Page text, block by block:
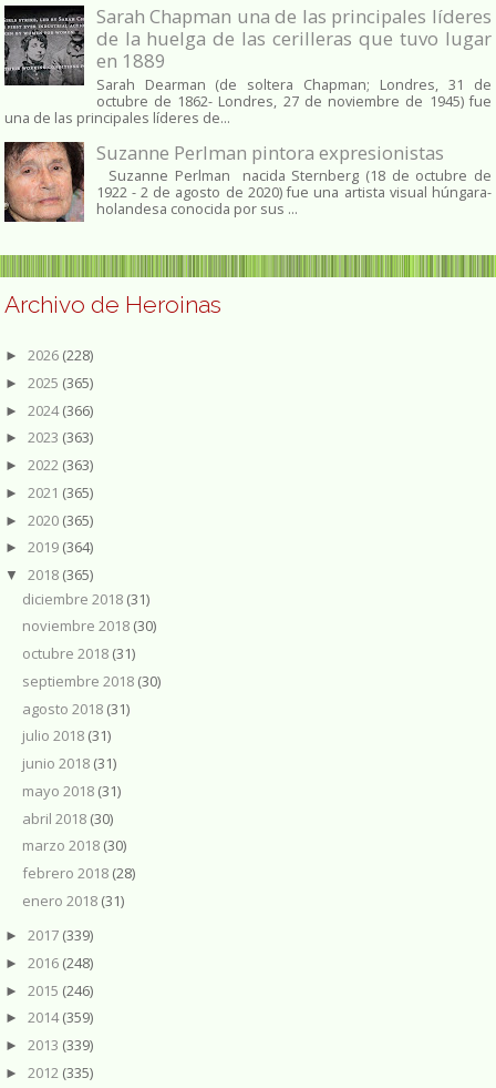
Sarah Chapman una de las principales líderes
de la huelga de las cerilleras que tuvo lugar
en 1889
Sarah Dearman (de soltera Chapman; Londres, 31 de
octubre de 1862​- Londres, 27 de noviembre de 1945)​ fue
una de las principales líderes de...
Suzanne Perlman pintora expresionistas
Suzanne Perlman nacida Sternberg (18 de octubre de
1922 - 2 de agosto de 2020) fue una artista visual húngara-
holandesa conocida por sus ...
Archivo de Heroinas
► 2026 (228)
► 2025 (365)
► 2024(366)
► 2023 (363)
► 2022 (363)
► 2021 (365)
► 2020 (365)
► 2019 (364)
▼ 2018 (365)
diciembre 2018 (31)
noviembre 2018 (30)
octubre 2018 (31)
septiembre 2018 (30)
agosto 2018 (31)
julio 2018 (31)
junio 2018 (31)
mayo 2018 (31)
abril 2018 (30)
marzo 2018 (30)
febrero 2018 (28)
enero 2018 (31)
► 2017 (339)
► 2016 (248)
► 2015 (246)
► 2014(359)
► 2013 (339)
► 2012 (335)